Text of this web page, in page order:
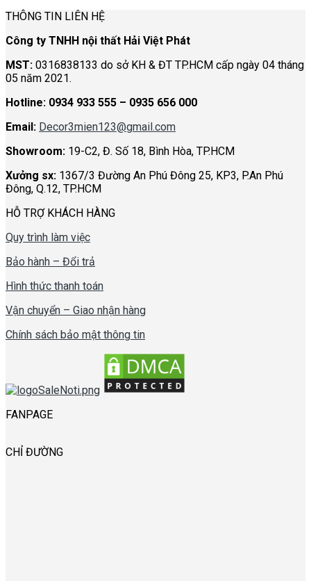
THÔNG TIN LIÊN HỆ
Công ty TNHH nội thất Hải Việt Phát
MST: 0316838133 do sở KH & ĐT TP.HCM cấp ngày 04 tháng
05 năm 2021.
Hotline: 0934 933 555 – 0935 656 000
Email: Decor3mien123@gmail.com
Showroom: 19-C2, Đ. Số 18, Bình Hòa, TP.HCM
Xưởng sx: 1367/3 Đường An Phú Đông 25, KP3, P.An Phú
Đông, Q.12, TP.HCM
HỖ TRỢ KHÁCH HÀNG
Quy trình làm việc
Bảo hành – Đổi trả
Hình thức thanh toán
Vận chuyển – Giao nhận hàng
Chính sách bảo mật thông tin
FANPAGE
CHỈ ĐƯỜNG